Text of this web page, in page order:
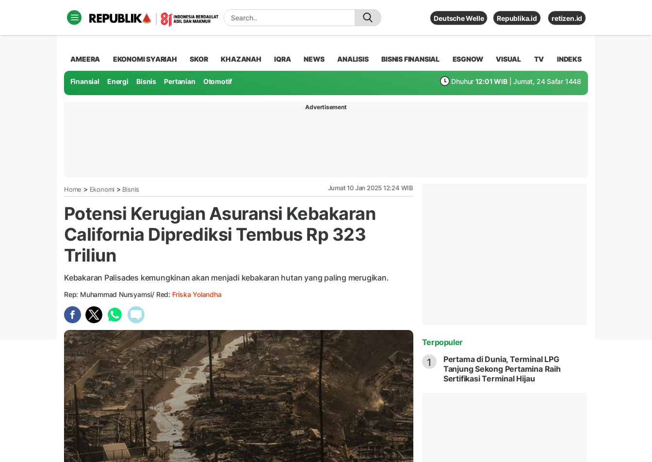
Deutsche Welle Republika.id retizen.id
AMEERA EKONOMI SYARIAH SKOR KHAZANAH IQRA NEWS ANALISIS BISNIS FINANSIAL ESGNOW VISUAL TV INDEKS
Finansial Energi Bisnis Pertanian Otomotif Dhuhur 12:01 WIB | Jumat, 24 Safar 1448
Advertisement
Home > Ekonomi > Bisnis Jumat 10 Jan 2025 12:24 WIB
Potensi Kerugian Asuransi Kebakaran
California Diprediksi Tembus Rp 323
Triliun
Kebakaran Palisades kemungkinan akan menjadi kebakaran hutan yang paling merugikan.
Rep: Muhammad Nursyamsi/ Red: Friska Yolandha
Terpopuler
1
Pertama di Dunia, Terminal LPG
Tanjung Sekong Pertamina Raih
Sertifikasi Terminal Hijau